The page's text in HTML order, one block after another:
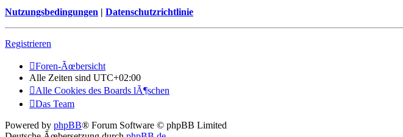
Nutzungsbedingungen | Datenschutzrichtlinie
Registrieren
Foren-Ãœbersicht
Alle Zeiten sind UTC+02:00
Alle Cookies des Boards lÃ¶schen
Das Team
Powered by phpBB® Forum Software © phpBB Limited